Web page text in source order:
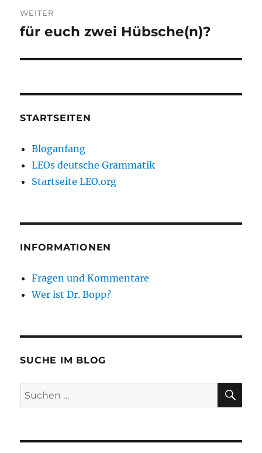
WEITER
Nächster
für euch zwei Hübsche(n)?
STARTSEITEN
Bloganfang
LEOs deutsche Grammatik
Startseite LEO.org
INFORMATIONEN
Fragen und Kommentare
Wer ist Dr. Bopp?
SUCHE IM BLOG
Suchen
nach: